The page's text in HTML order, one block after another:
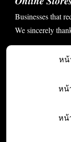
Businesses that
We sincerely
หน้
หน้
หน้